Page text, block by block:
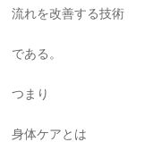
流れを改善する技術
である。
つまり
身体ケアとは